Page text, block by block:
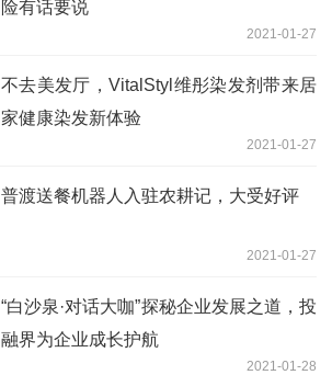
险有话要说
2021-01-27
不去美发厅，VitalStyl维彤染发剂带来居
家健康染发新体验
2021-01-27
普渡送餐机器人入驻农耕记，大受好评
2021-01-27
“白沙泉·对话大咖”探秘企业发展之道，投
融界为企业成长护航
2021-01-28